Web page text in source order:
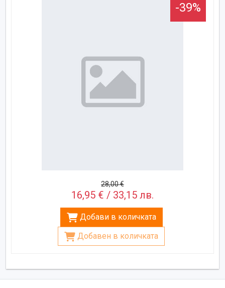
-39%
28,00 €
16,95 € / 33,15 лв.
Добави в количката
Добавен в количката